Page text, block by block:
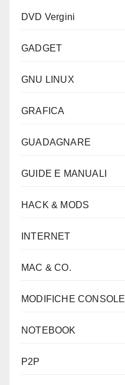
DVD Vergini
GADGET
GNU LINUX
GRAFICA
GUADAGNARE
GUIDE E MANUALI
HACK & MODS
INTERNET
MAC & CO.
MODIFICHE CONSOLE
NOTEBOOK
P2P